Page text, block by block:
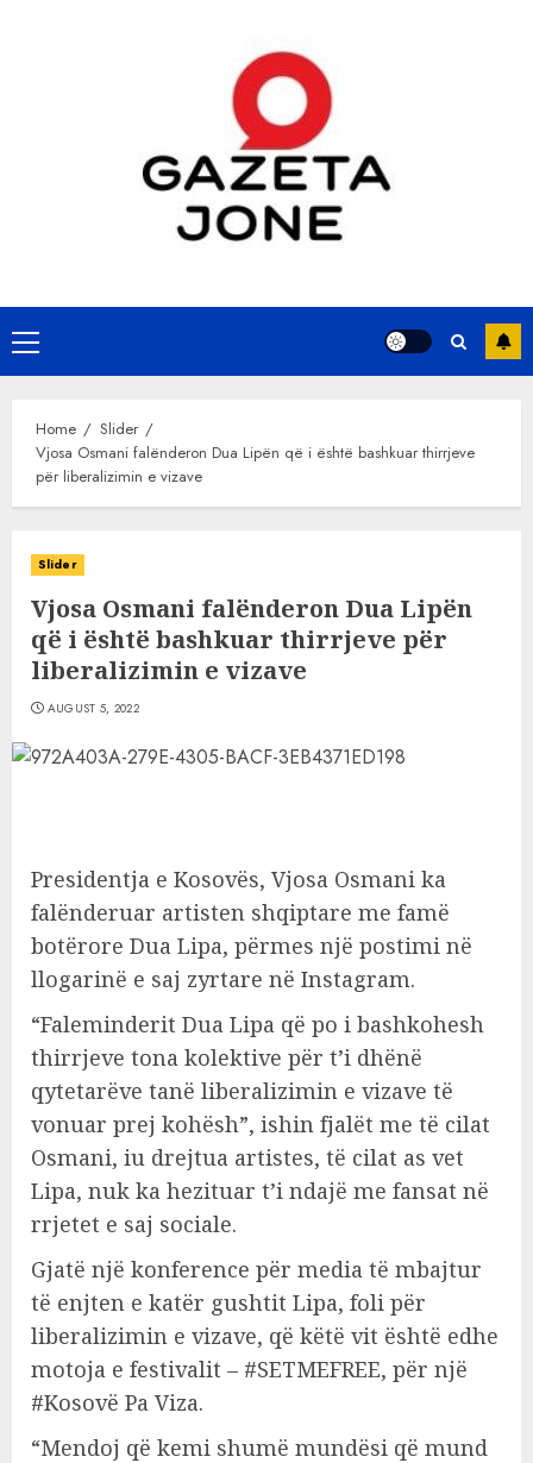
Primary
Menu
Home
Slider
Vjosa Osmani falënderon Dua Lipën që i është bashkuar thirrjeve
për liberalizimin e vizave
Slider
Vjosa Osmani falënderon Dua Lipën
që i është bashkuar thirrjeve për
liberalizimin e vizave
AUGUST 5, 2022
Presidentja e Kosovës, Vjosa Osmani ka
falënderuar artisten shqiptare me famë
botërore Dua Lipa, përmes një postimi në
llogarinë e saj zyrtare në Instagram.
“Faleminderit Dua Lipa që po i bashkohesh
thirrjeve tona kolektive për t’i dhënë
qytetarëve tanë liberalizimin e vizave të
vonuar prej kohësh”, ishin fjalët me të cilat
Osmani, iu drejtua artistes, të cilat as vet
Lipa, nuk ka hezituar t’i ndajë me fansat në
rrjetet e saj sociale.
Gjatë një konference për media të mbajtur
të enjten e katër gushtit Lipa, foli për
liberalizimin e vizave, që këtë vit është edhe
motoja e festivalit – #SETMEFREE, për një
#Kosovë Pa Viza.
“Mendoj që kemi shumë mundësi që mund